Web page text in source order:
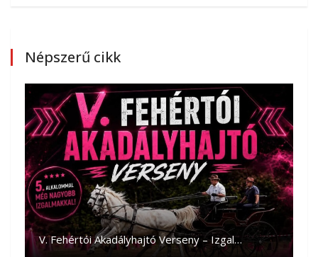
Népszerű cikk
V. Fehértói Akadályhajtó Verseny – Izgal…